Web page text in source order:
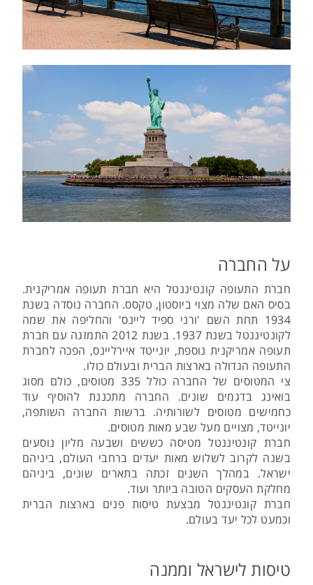
על החברה
חברת התעופה קונטיננטל היא חברת תעופה אמריקנית.
בסיס האם שלה מצוי ביוסטון, טקסס. החברה נוסדה בשנת
1934 תחת השם 'ורני ספיד ליינס' והחליפה את שמה
לקונטיננטל בשנת 1937. בשנת 2012 התמזגה עם חברת
תעופה אמריקנית נוספת, יונייטד איירליינס, הפכה לחברת
התעופה הגדולה בארצות הברית ובעולם כולו.
צי המטוסים של החברה כולל 335 מטוסים, כולם מסוג
בואינג בדגמים שונים. החברה מתכננת להוסיף עוד
כחמישים מטוסים לשורותיה. ברשות החברה השותפה,
יונייטד, מצויים מעל שבע מאות מטוסים.
חברת קונטיננטל מטיסה כששים ושבעה מליון נוסעים
בשנה לקרוב לשלוש מאות יעדים ברחבי העולם, ביניהם
ישראל. במהלך השנים זכתה בתארים שונים, ביניהם
מחלקת העסקים הטובה ביותר ועוד.
חברת קונטיננטל מבצעת טיסות פנים בארצות הברית
וכמעט לכל יעד בעולם.
טיסות לישראל וממנה